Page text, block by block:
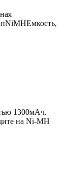
1300мАч.
на Ni-MH